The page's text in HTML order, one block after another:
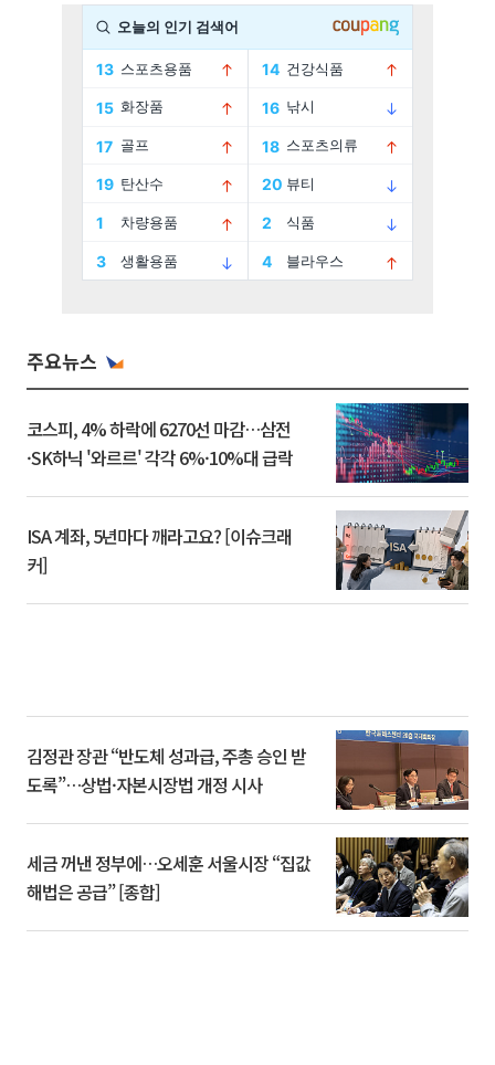
주요뉴스
코스피, 4% 하락에 6270선 마감…삼전
·SK하닉 '와르르' 각각 6%·10%대 급락
ISA 계좌, 5년마다 깨라고요? [이슈크래
커]
김정관 장관 “반도체 성과급, 주총 승인 받
도록”…상법·자본시장법 개정 시사
세금 꺼낸 정부에…오세훈 서울시장 “집값
해법은 공급” [종합]